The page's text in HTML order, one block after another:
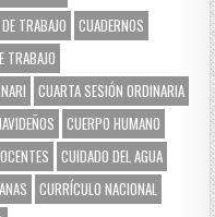
TRABAJO
CUADERNOS
TRABAJO
CUARTA SESIÓN ORDINARIA
CUERPO HUMANO
CUIDADO DEL AGUA
CURRÍCULO NACIONAL